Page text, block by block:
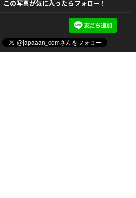
この写真が気に入ったらフォロー！